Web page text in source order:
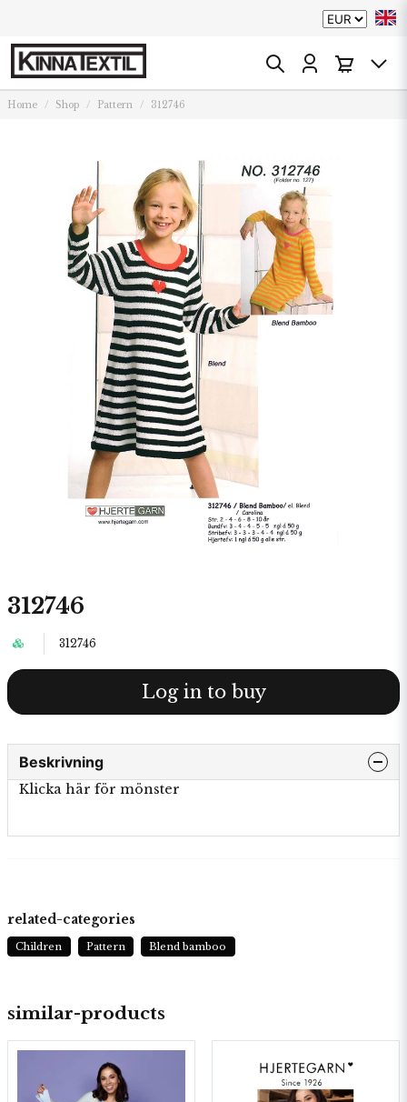
Home Shop Pattern 312746
312746
312746
Log in to buy
Beskrivning
Klicka här för mönster
similar-products
related-categories
Children Pattern Blend bamboo